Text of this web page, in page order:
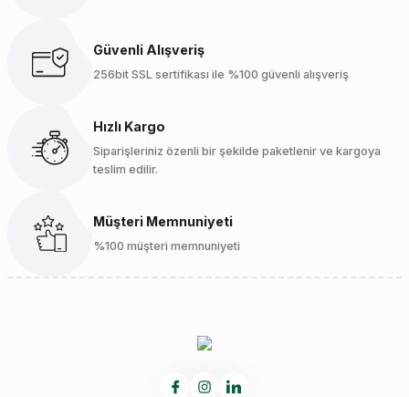
Güvenli Alışveriş
256bit SSL sertifikası ile %100 güvenli alışveriş
Hızlı Kargo
Siparişleriniz özenli bir şekilde paketlenir ve kargoya
teslim edilir.
Müşteri Memnuniyeti
%100 müşteri memnuniyeti